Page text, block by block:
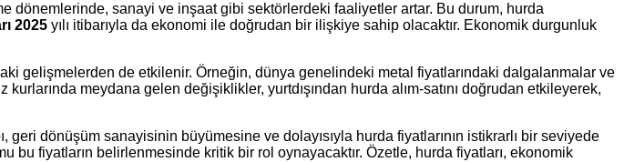
dönemlerinde, sanayi ve inşaat gibi sektörlerdeki faaliyetler artar. Bu durum, hurda
2025 yılı itibarıyla da ekonomi ile doğrudan bir ilişkiye sahip olacaktır. Ekonomik durgunluk
gelişmelerden de etkilenir. Örneğin, dünya genelindeki metal fiyatlarındaki dalgalanmalar ve
meydana gelen değişiklikler, yurtdışından hurda alım-satını doğrudan etkileyerek,
geri dönüşüm sanayisinin büyümesine ve dolayısıyla hurda fiyatlarının istikrarlı bir seviyede
bu fiyatların belirlenmesinde kritik bir rol oynayacaktır. Özetle, hurda fiyatları, ekonomik